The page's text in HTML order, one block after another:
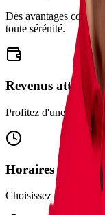
Des avantages
toute sérénité.
Revenus attractifs
Profitez d'une
Horaires flexibles
Choisissez vos